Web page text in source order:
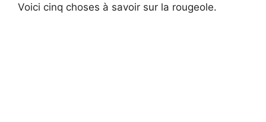
Voici cinq choses à savoir sur la rougeole.